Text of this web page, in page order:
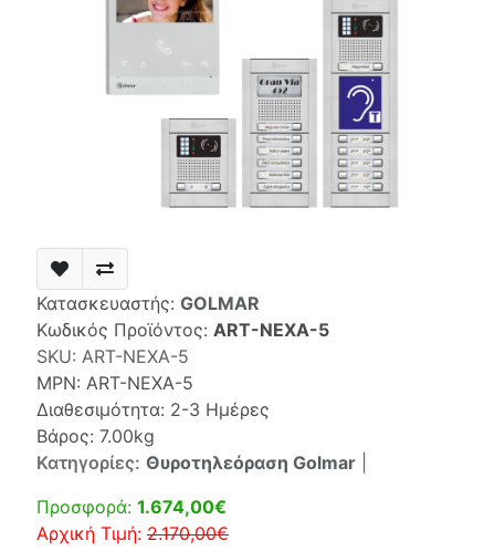
Κατασκευαστής: GOLMAR
Κωδικός Προϊόντος: ART-NEXA-5
SKU: ART-NEXA-5
MPN: ART-NEXA-5
Διαθεσιμότητα: 2-3 Ημέρες
Βάρος: 7.00kg
Κατηγορίες: Θυροτηλεόραση Golmar
Προσφορά: 1.674,00€
Αρχική Τιμή: 2.170,00€